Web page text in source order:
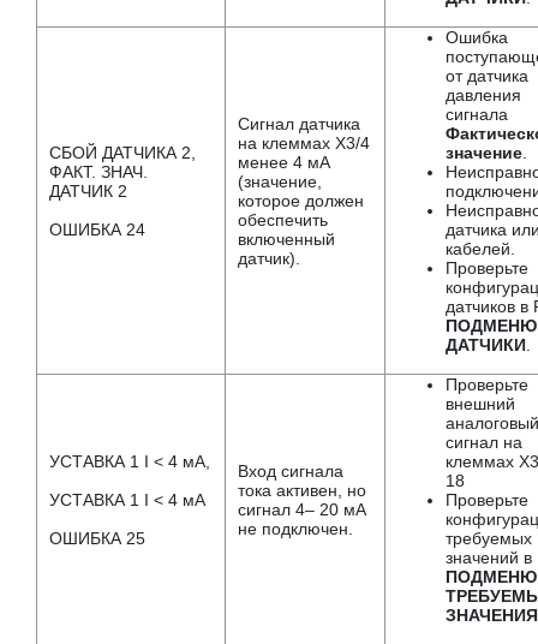
СБОЙ ДАТЧИКА 2,
ФАКТ. ЗНАЧ.
ДАТЧИК 2
ОШИБКА 24
Сигнал датчика
на клеммах X3/4
менее 4 мА
(значение,
которое должен
обеспечить
включенный
датчик).
Ошибка
от датчика
давления
сигнала
значение
датчика
кабелей.
Проверьте
датчиков в
ПОДМЕНЮ
ДАТЧИКИ
УСТАВКА 1 I < 4 мА,
УСТАВКА 1 I < 4 мА
ОШИБКА 25
Вход сигнала
тока активен, но
сигнал 4– 20 мА
не подключен.
Проверьте
внешний
аналоговый
сигнал на
клеммах
18
Проверьте
требуемых
значений в
ПОДМЕНЮ
ЗНАЧЕНИЯ